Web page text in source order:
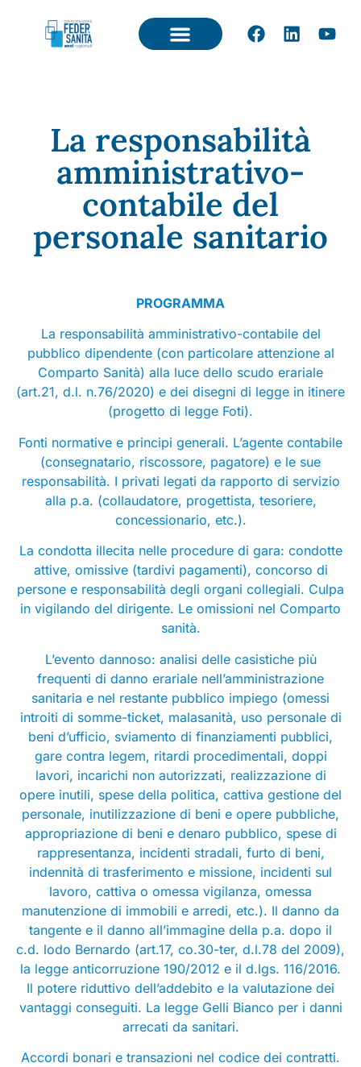
La responsabilità
amministrativo-
contabile del
personale sanitario
PROGRAMMA
La responsabilità amministrativo-contabile del
pubblico dipendente (con particolare attenzione al
Comparto Sanità) alla luce dello scudo erariale
(art.21, d.l. n.76/2020) e dei disegni di legge in itinere
(progetto di legge Foti).
Fonti normative e principi generali. L’agente contabile
(consegnatario, riscossore, pagatore) e le sue
responsabilità. I privati legati da rapporto di servizio
alla p.a. (collaudatore, progettista, tesoriere,
concessionario, etc.).
La condotta illecita nelle procedure di gara: condotte
attive, omissive (tardivi pagamenti), concorso di
persone e responsabilità degli organi collegiali. Culpa
in vigilando del dirigente. Le omissioni nel Comparto
sanità.
L’evento dannoso: analisi delle casistiche più
frequenti di danno erariale nell’amministrazione
sanitaria e nel restante pubblico impiego (omessi
introiti di somme-ticket, malasanità, uso personale di
beni d’ufficio, sviamento di finanziamenti pubblici,
gare contra legem, ritardi procedimentali, doppi
lavori, incarichi non autorizzati, realizzazione di
opere inutili, spese della politica, cattiva gestione del
personale, inutilizzazione di beni e opere pubbliche,
appropriazione di beni e denaro pubblico, spese di
rappresentanza, incidenti stradali, furto di beni,
indennità di trasferimento e missione, incidenti sul
lavoro, cattiva o omessa vigilanza, omessa
manutenzione di immobili e arredi, etc.). Il danno da
tangente e il danno all’immagine della p.a. dopo il
c.d. lodo Bernardo (art.17, co.30-ter, d.l.78 del 2009),
la legge anticorruzione 190/2012 e il d.lgs. 116/2016.
Il potere riduttivo dell’addebito e la valutazione dei
vantaggi conseguiti. La legge Gelli Bianco per i danni
arrecati da sanitari.
Accordi bonari e transazioni nel codice dei contratti.